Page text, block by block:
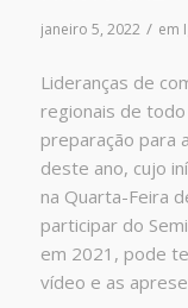
janeiro 5, 2022 / em
Lideranças de
regionais de
preparação para
deste ano, cujo
na Quarta-Feira
participar do
em 2021, pode
vídeo e as